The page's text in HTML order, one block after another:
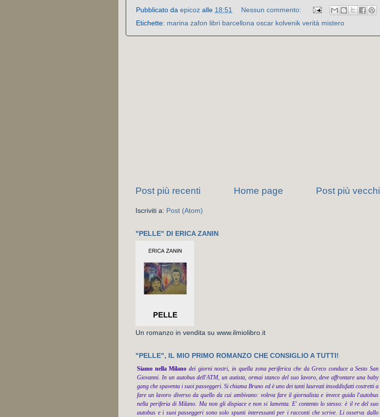
Pubblicato da epicoz alle 18:51
Nessun commento:
Etichette: marina zafon libri barcellona oscar kolvenik verità mistero
Post più recenti Post più vecchi
Home page
Iscriviti a: Post (Atom)
"PELLE" DI ERICA ZANIN
Un romanzo in vendita su www.ilmiolibro.it
"PELLE", IL MIO PRIMO ROMANZO CHE CONSIGLIO A TUTTI!
Siamo nella Milanodei giorni nostri, in quella zona periferica che da Greco conduce a Sesto San
Giovanni. In un autobus dell'ATM, un autista, ormai stanco del suo lavoro, deve affrontare una baby
gang che spaventa i suoi passeggeri. Si chiama Bruno ed è uno dei tanti laureati insoddisfatti costretti a
fare un lavoro diverso da quello da cui ambivano: voleva fare il giornalista e invece guida l'autobus
nella periferia di Milano. Ma non gli dispiace e non si lamenta. E' contento lo stesso: è il re del suo
autobus e i suoi passeggeri sono solo spunti interessanti per i racconti che scrive. Li osserva dallo